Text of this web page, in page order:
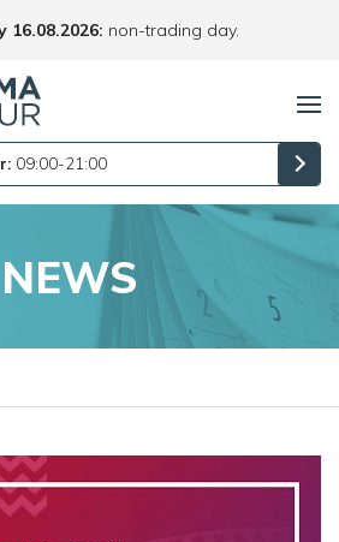
16.08.2026: non-trading day.
09:00-21:00
NEWS